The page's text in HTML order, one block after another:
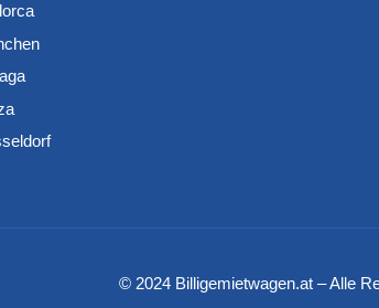
© 2024 Billigemietwagen.at – Alle